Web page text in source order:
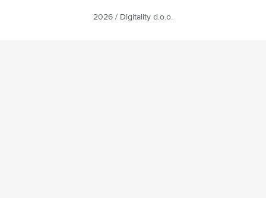
2026 / Digitality d.o.o.